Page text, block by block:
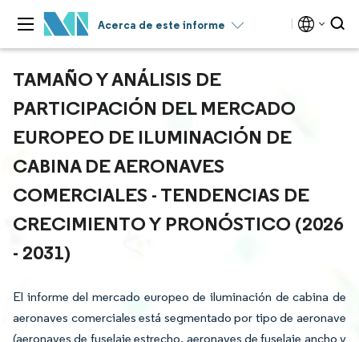
Acerca de este informe
TAMAÑO Y ANÁLISIS DE
PARTICIPACIÓN DEL MERCADO
EUROPEO DE ILUMINACIÓN DE
CABINA DE AERONAVES
COMERCIALES - TENDENCIAS DE
CRECIMIENTO Y PRONÓSTICO (2026
- 2031)
El informe del mercado europeo de iluminación de cabina de
aeronaves comerciales está segmentado por tipo de aeronave
(aeronaves de fuselaje estrecho, aeronaves de fuselaje ancho y